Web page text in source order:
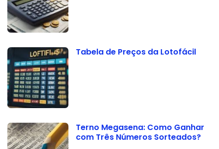
Tabela de Preços da Lotofácil
Terno Megasena: Como Ganhar
com Três Números Sorteados?